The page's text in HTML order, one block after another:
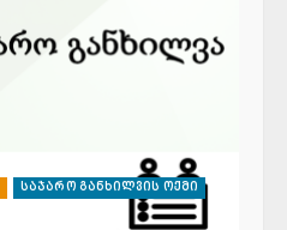
საჯარო განხილვის ოქმი